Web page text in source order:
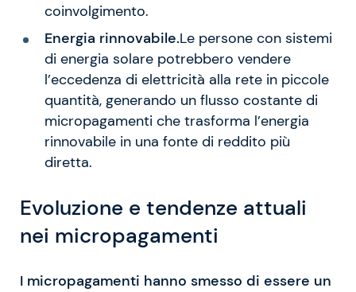
coinvolgimento.
Energia rinnovabile.Le persone con sistemi
di energia solare potrebbero vendere
l’eccedenza di elettricità alla rete in piccole
quantità, generando un flusso costante di
micropagamenti che trasforma l’energia
rinnovabile in una fonte di reddito più
diretta.
Evoluzione e tendenze attuali
nei micropagamenti
I micropagamenti hanno smesso di essere un